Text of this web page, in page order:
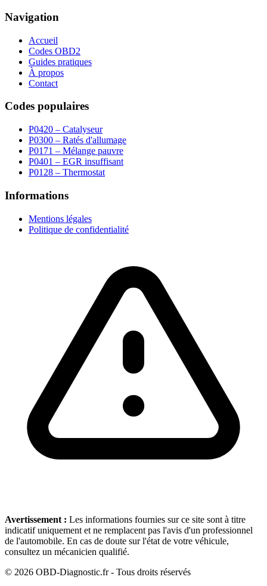
Navigation
Accueil
Codes OBD2
Guides pratiques
À propos
Contact
Codes populaires
P0420 – Catalyseur
P0300 – Ratés d'allumage
P0171 – Mélange pauvre
P0401 – EGR insuffisant
P0128 – Thermostat
Informations
Mentions légales
Politique de confidentialité
Avertissement : Les informations fournies sur ce site sont à titre
indicatif uniquement et ne remplacent pas l'avis d'un professionnel
de l'automobile. En cas de doute sur l'état de votre véhicule,
consultez un mécanicien qualifié.
© 2026 OBD-Diagnostic.fr - Tous droits réservés